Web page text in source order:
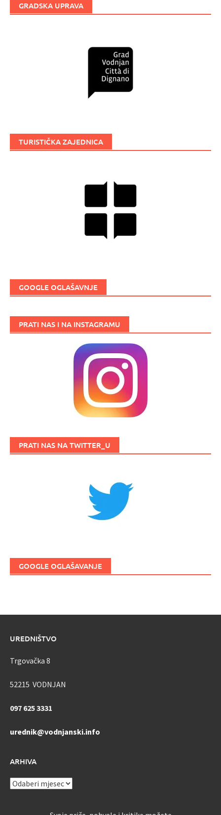
GRADSKA UPRAVA
TURISTIČKA ZAJEDNICA
GOOGLE OGLAŠAVNJE
PRATI NAS I NA INSTAGRAMU
PRATI NAS NA TWITTER_U
GOOGLE OGLAŠAVANJE
UREDNIŠTVO
Trgovačka 8
52215 VODNJAN
097 625 3331
urednik@vodnjanski.info
ARHIVA
ARHIVA